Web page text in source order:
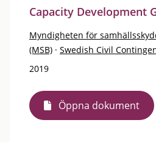
Capacity Development
Myndigheten för
(MSB) · Swedish Civil
2019
Öppna dokument